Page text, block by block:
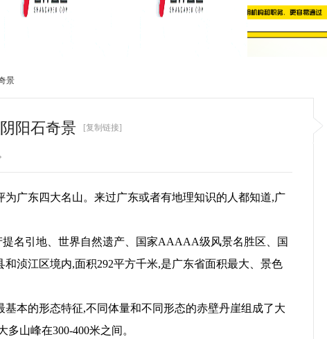
良深度访谈：拆解新
108 1 140 1 109
景
阳石奇景 [复制链接]
广东四大名山。来过广东或者有地理知识的人都知道,广
名引地、世界自然遗产、国家AAAAA级风景名胜区、国
浈江区境内,面积292平方千米,是广东省面积最大、景色
本的形态特征,不同体量和不同形态的赤壁丹崖组成了大
山峰在300-400米之间。